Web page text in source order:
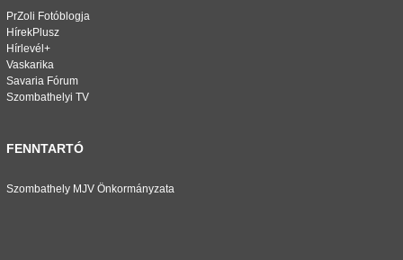
PrZoli Fotóblogja
HírekPlusz
Hírlevél+
Vaskarika
Savaria Fórum
Szombathelyi TV
FENNTARTÓ
Szombathely MJV Önkormányzata